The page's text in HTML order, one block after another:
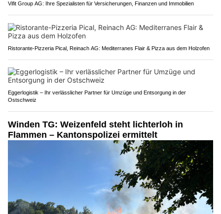
Vifit Group AG: Ihre Spezialisten für Versicherungen, Finanzen und Immobilien
Ristorante-Pizzeria Pical, Reinach AG: Mediterranes Flair & Pizza aus dem Holzofen
Eggerlogistik – Ihr verlässlicher Partner für Umzüge und Entsorgung in der
Ostschweiz
Winden TG: Weizenfeld steht lichterloh in
Flammen – Kantonspolizei ermittelt